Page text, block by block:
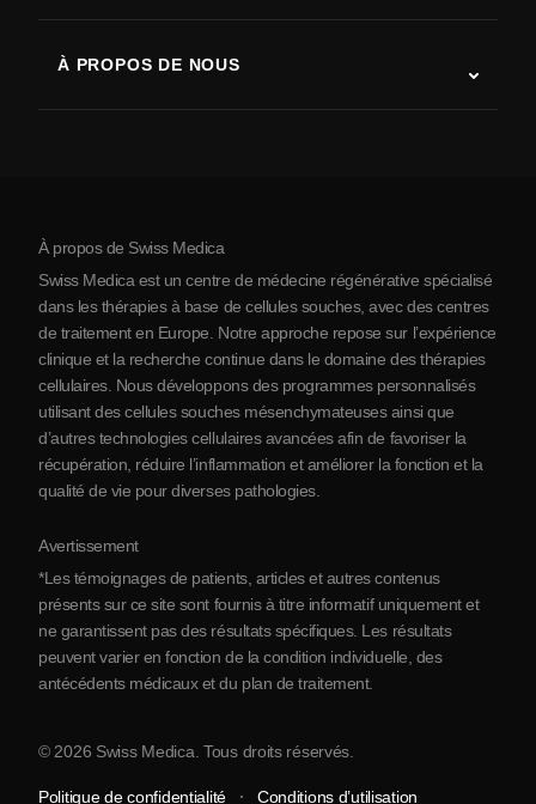
Maladie de Parkinson
Arthrite
À PROPOS DE NOUS
À propos de la Serbie
Partenariats
Contact
À propos de Swiss Medica
Swiss Medica est un centre de médecine régénérative spécialisé
dans les thérapies à base de cellules souches, avec des centres
de traitement en Europe. Notre approche repose sur l’expérience
clinique et la recherche continue dans le domaine des thérapies
cellulaires. Nous développons des programmes personnalisés
utilisant des cellules souches mésenchymateuses ainsi que
d’autres technologies cellulaires avancées afin de favoriser la
récupération, réduire l’inflammation et améliorer la fonction et la
qualité de vie pour diverses pathologies.
Avertissement
*Les témoignages de patients, articles et autres contenus
présents sur ce site sont fournis à titre informatif uniquement et
ne garantissent pas des résultats spécifiques. Les résultats
peuvent varier en fonction de la condition individuelle, des
antécédents médicaux et du plan de traitement.
© 2026 Swiss Medica. Tous droits réservés.
Politique de confidentialité Conditions d’utilisation